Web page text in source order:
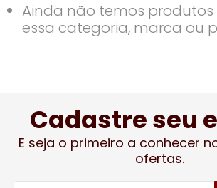
Ainda não temos
essa categoria, marca ou
Cadastre seu
E seja o primeiro a conhecer
ofertas.